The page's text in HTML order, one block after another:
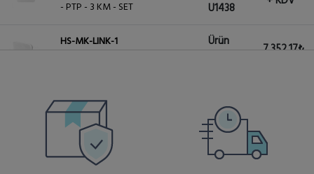
- PTP - 3 KM - SET
U1438
HS-MK-LINK-1
Ürün
7,352.17₺
HS-MK-LINK-5
MIKROTIK HAZIRSET 5 GHZ AC
2.4/5GHZ PTP 10KM
PROFESYONEL SET
Ürün
No :
U1441
+ KDV